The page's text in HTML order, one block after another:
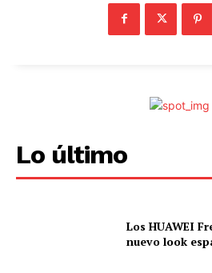
Lo último
Los HUAWEI
nuevo look